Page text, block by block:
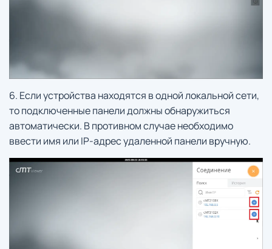
6. Если устройства находятся в одной локальной сети,
то подключенные панели должны обнаружиться
автоматически. В противном случае необходимо
ввести имя или IP-адрес удаленной панели вручную.